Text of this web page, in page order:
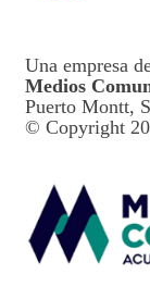
Una empresa
Medios
Puerto Montt,
© Copyright